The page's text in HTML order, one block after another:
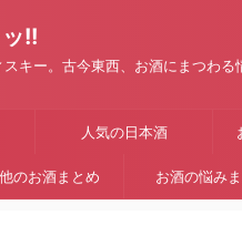
!!
キー。古今東西、お酒にまつわる
人気の日本酒
のお酒まとめ お酒の悩み